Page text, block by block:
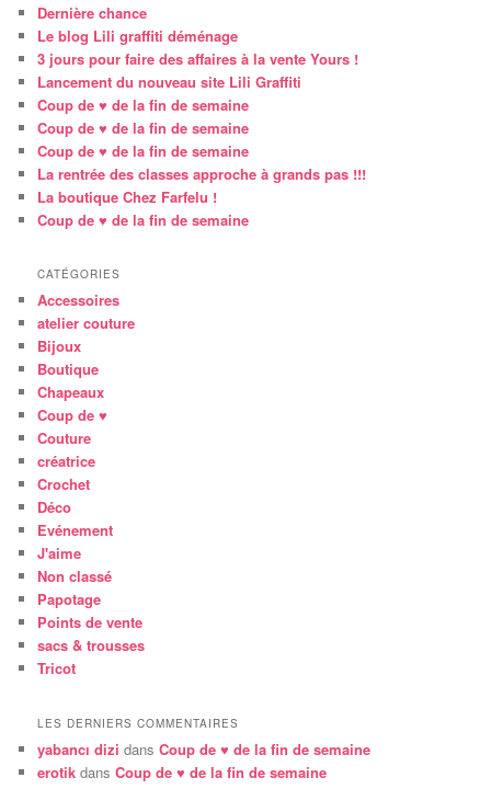
Dernière chance
Le blog Lili graffiti déménage
3 jours pour faire des affaires à la vente Yours !
Lancement du nouveau site Lili Graffiti
Coup de ♥ de la fin de semaine
Coup de ♥ de la fin de semaine
Coup de ♥ de la fin de semaine
La rentrée des classes approche à grands pas !!!
La boutique Chez Farfelu !
Coup de ♥ de la fin de semaine
CATÉGORIES
Accessoires
atelier couture
Bijoux
Boutique
Chapeaux
Coup de ♥
Couture
créatrice
Crochet
Déco
Evénement
J'aime
Non classé
Papotage
Points de vente
sacs & trousses
Tricot
LES DERNIERS COMMENTAIRES
yabancı dizi dansCoup de ♥ de la fin de semaine
erotik dansCoup de ♥ de la fin de semaine